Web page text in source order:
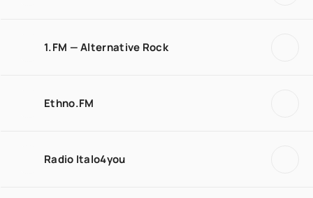
1.FM — Alternative Rock
Ethno.FM
Radio Italo4you